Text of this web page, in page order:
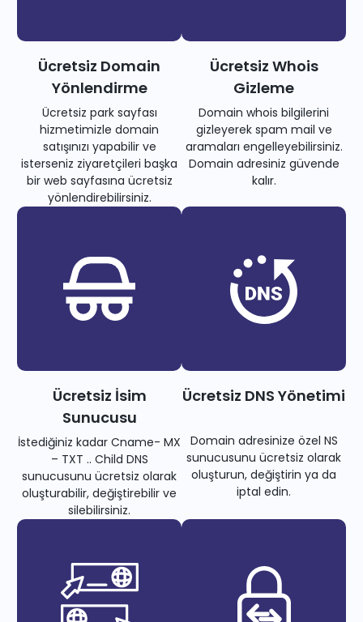
Ücretsiz Domain
Yönlendirme
Ücretsiz park sayfası
hizmetimizle domain
satışınızı yapabilir ve
isterseniz ziyaretçileri başka
bir web sayfasına ücretsiz
yönlendirebilirsiniz.
Ücretsiz Whois
Gizleme
Domain whois bilgilerini
gizleyerek spam mail ve
aramaları engelleyebilirsiniz.
Domain adresiniz güvende
kalır.
Ücretsiz İsim
Sunucusu
İstediğiniz kadar Cname- MX
– TXT .. Child DNS
sunucusunu ücretsiz olarak
oluşturabilir, değiştirebilir ve
silebilirsiniz.
Ücretsiz DNS Yönetimi
Domain adresinize özel NS
sunucusunu ücretsiz olarak
oluşturun, değiştirin ya da
iptal edin.